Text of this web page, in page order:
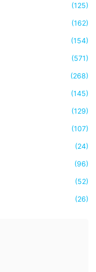
(125)
(162)
(154)
(571)
(268)
(145)
(129)
(107)
(24)
(96)
(52)
(26)